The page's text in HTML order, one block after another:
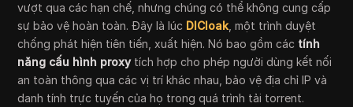
vượt qua các hạn chế, nhưng chúng có thể không cung cấp
sự bảo vệ hoàn toàn. Đây là lúc DICloak , một trình duyệt
chống phát hiện tiên tiến, xuất hiện. Nó bao gồm các tính
năng cấu hình proxytích hợp cho phép người dùng kết nối
an toàn thông qua các vị trí khác nhau, bảo vệ địa chỉ IP và
danh tính trực tuyến của họ trong quá trình tải torrent.